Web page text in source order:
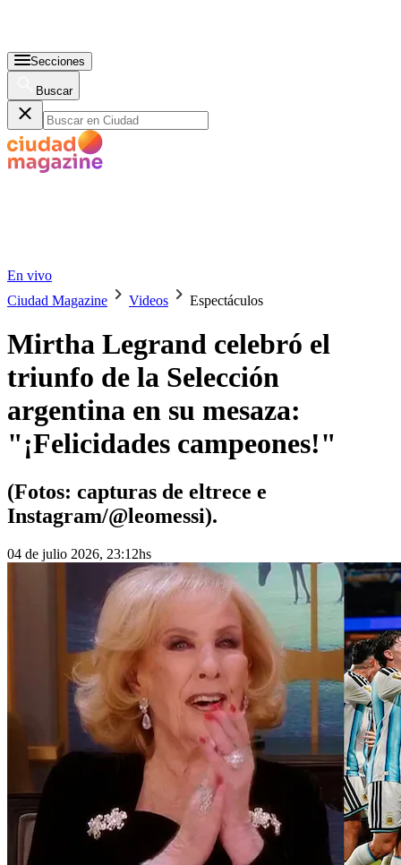
Secciones
Buscar
En vivo
Ciudad Magazine
Videos Espectáculos
Mirtha Legrand celebró el
triunfo de la Selección
argentina en su mesaza:
"¡Felicidades campeones!"
(Fotos: capturas de eltrece e
Instagram/@leomessi).
04 de julio 2026, 23:12hs